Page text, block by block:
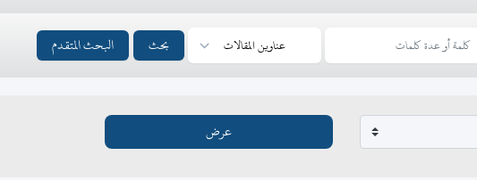
بحث البحث المتقدم